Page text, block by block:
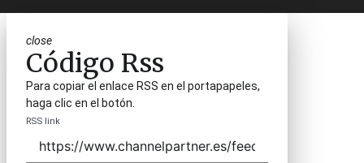
close
Código Rss
Para copiar el enlace RSS en el portapapeles,
haga clic en el botón.
RSS link